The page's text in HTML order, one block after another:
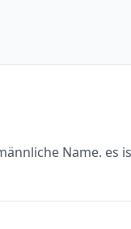
Name. es